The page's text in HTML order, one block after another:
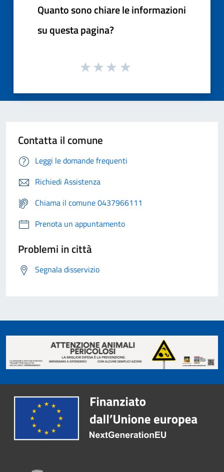
Quanto sono chiare le informazioni
su questa pagina?
Contatta il comune
Leggi le domande frequenti
Richiedi Assistenza
Chiama il comune 0437966111
Prenota un appuntamento
Problemi in città
Segnala disservizio